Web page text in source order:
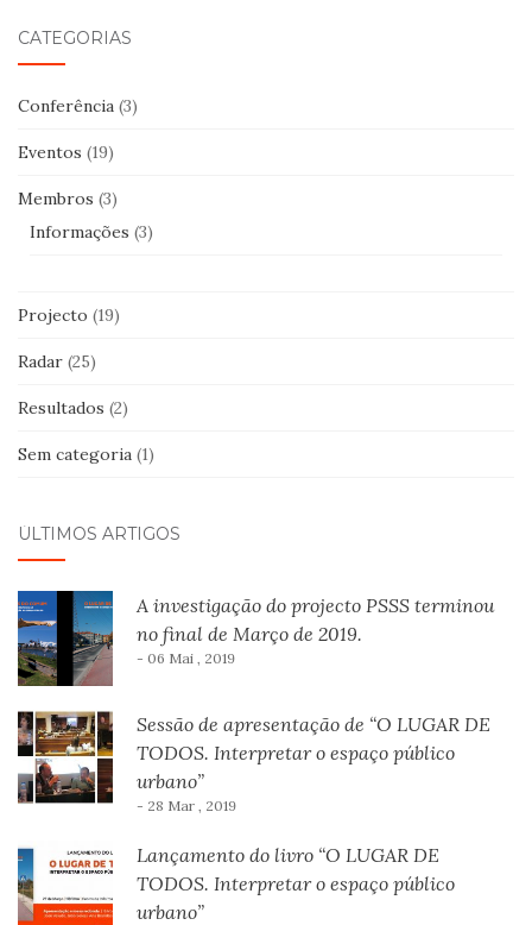
CATEGORIAS
Conferência (3)
Eventos (19)
Membros (3)
Informações (3)
Projecto (19)
Radar (25)
Resultados (2)
Sem categoria (1)
ÚLTIMOS ARTIGOS
A investigação do projecto PSSS terminou
no final de Março de 2019.
- 06 Mai , 2019
Sessão de apresentação de “O LUGAR DE
TODOS. Interpretar o espaço público
urbano”
- 28 Mar , 2019
Lançamento do livro “O LUGAR DE
TODOS. Interpretar o espaço público
urbano”